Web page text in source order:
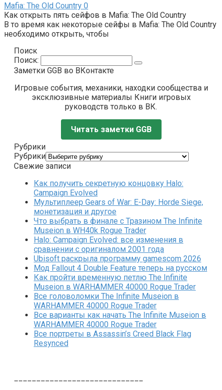
Mafia: The Old Country 0
Как открыть пять сейфов в Mafia: The Old Country
В то время как некоторые сейфы в Mafia: The Old Country
необходимо открыть, чтобы
Поиск
Поиск:
Заметки GGB во ВКонтакте
Игровые события, механики, находки сообщества и
эксклюзивные материалы Книги игровых
руководств только в ВК.
Читать заметки GGB
Рубрики
Рубрики
Свежие записи
Как получить секретную концовку Halo:
Campaign Evolved
Мультиплеер Gears of War: E-Day: Horde Siege,
монетизация и другое
Что выбрать в финале с Тразином The Infinite
Museion в WH40k Rogue Trader
Halo: Campaign Evolved: все изменения в
сравнении с оригиналом 2001 года
Ubisoft раскрыла программу gamescom 2026
Мод Fallout 4 Double Feature теперь на русском
Как пройти временную петлю The Infinite
Museion в WARHAMMER 40000 Rogue Trader
Все головоломки The Infinite Museion в
WARHAMMER 40000 Rogue Trader
Все варианты как начать The Infinite Museion в
WARHAMMER 40000 Rogue Trader
Все портреты в Assassin’s Creed Black Flag
Resynced